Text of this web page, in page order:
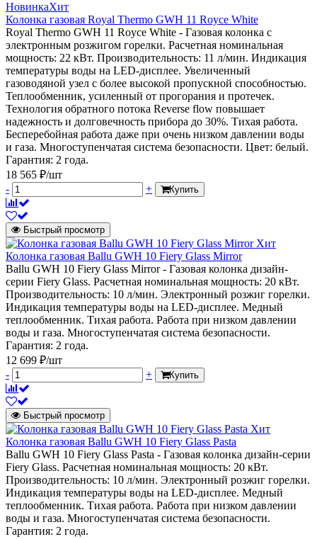
НовинкаХит
Колонка газовая Royal Thermo GWH 11 Royce White
Royal Thermo GWH 11 Royce White - Газовая колонка с
электронным розжигом горелки. Расчетная номинальная
мощность: 22 кВт. Производительность: 11 л/мин. Индикация
температуры воды на LED-дисплее. Увеличенный
газоводяной узел с более высокой пропускной способностью.
Теплообменник, усиленный от прогорания и протечек.
Технология обратного потока Reverse flow повышает
надежность и долговечность прибора до 30%. Тихая работа.
Бесперебойная работа даже при очень низком давлении воды
и газа. Многоступенчатая система безопасности. Цвет: белый.
Гарантия: 2 года.
18 565 ₽/шт
-
+ Купить
Быстрый просмотр
Хит
Колонка газовая Ballu GWH 10 Fiery Glass Mirror
Ballu GWH 10 Fiery Glass Mirror - Газовая колонка дизайн-
серии Fiery Glass. Расчетная номинальная мощность: 20 кВт.
Производительность: 10 л/мин. Электронный розжиг горелки.
Индикация температуры воды на LED-дисплее. Медный
теплообменник. Тихая работа. Работа при низком давлении
воды и газа. Многоступенчатая система безопасности.
Гарантия: 2 года.
12 699 ₽/шт
-
+ Купить
Быстрый просмотр
Хит
Колонка газовая Ballu GWH 10 Fiery Glass Pasta
Ballu GWH 10 Fiery Glass Pasta - Газовая колонка дизайн-серии
Fiery Glass. Расчетная номинальная мощность: 20 кВт.
Производительность: 10 л/мин. Электронный розжиг горелки.
Индикация температуры воды на LED-дисплее. Медный
теплообменник. Тихая работа. Работа при низком давлении
воды и газа. Многоступенчатая система безопасности.
Гарантия: 2 года.